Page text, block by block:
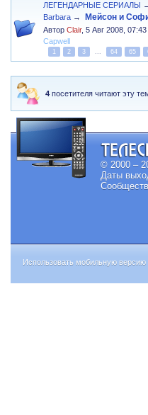
ЛЕГЕНДАРНЫЕ СЕРИАЛЫ
Barbara → Мейсон и
АвторClair,5 Авг 2008, 07:43
Capwell
1 2 3 ... 64 65
4 посетителя читают эту
© 2000 –
Даты
Использовать мобильную версию